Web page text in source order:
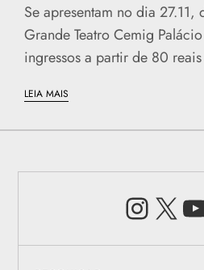
Se apresentam no dia
Grande Teatro Cemig
ingressos a partir de 80
LEIA MAIS
X